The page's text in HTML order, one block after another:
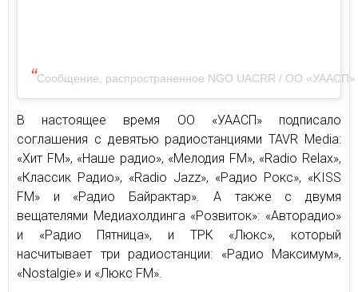
Сообщение, распространенное NGO UACRR / ОО «УААСП»
В настоящее время ОО «УААСП» подписало
соглашения с девятью радиостанциями TAVR Media:
«Хит FM», «Наше радио», «Мелодия FM», «Radio Relax»,
«Классик Радио», «Radio Jazz», «Радио Рокс», «KISS
FM» и «Радио Байрактар». А также с двумя
вещателями Медиахолдинга «Розвиток»: «Авторадио»
и «Радио Пятница», и ТРК «Люкс», который
насчитывает три радиостанции: «Радио Максимум»,
«Nostalgie» и «Люкс FM».